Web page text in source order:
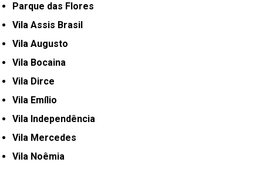
Parque das Flores
Vila Assis Brasil
Vila Augusto
Vila Bocaina
Vila Dirce
Vila Emílio
Vila Independência
Vila Mercedes
Vila Noêmia